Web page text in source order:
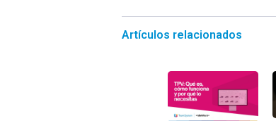
Artículos relacionados